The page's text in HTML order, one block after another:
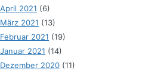
April 2021 (6)
März 2021 (13)
Februar 2021 (19)
Januar 2021 (14)
Dezember 2020 (11)